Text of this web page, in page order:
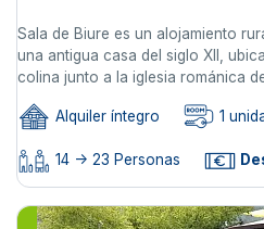
Sala de Biure es un alojamiento
una antigua casa del siglo XII,
colina junto a la iglesia románica
Alquiler íntegro 1
14 -> 23 Personas